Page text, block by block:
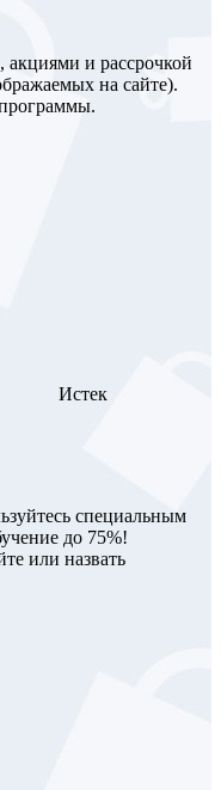
и рассрочкой
на сайте).
Истек
специальным
до 75%!
или назвать